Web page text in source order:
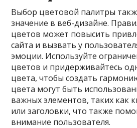
Выбор цветовой палитры
значение в веб-дизайне.
цветов может повысить
сайта и вызвать у
эмоции. Используйте
цветов и придерживайтесь
цвета, чтобы создать
цвета могут быть
важных элементов, таких как
или заголовки, что также
внимание пользователя.